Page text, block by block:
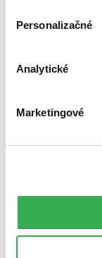
Personalizačné
Analytické
Marketingové